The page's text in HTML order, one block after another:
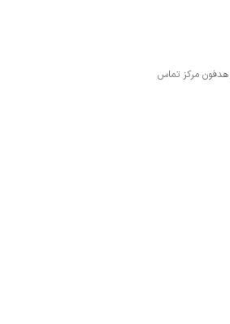
هدفون مرکز تماس